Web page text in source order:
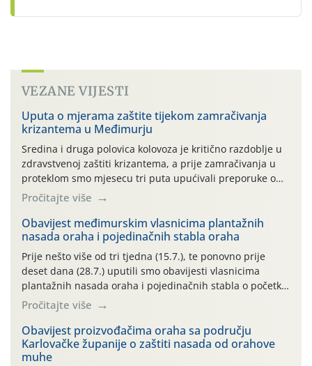
VEZANE VIJESTI
Uputa o mjerama zaštite tijekom zamračivanja
krizantema u Međimurju
Sredina i druga polovica kolovoza je kritično razdoblje u
zdravstvenoj zaštiti krizantema, a prije zamračivanja u
proteklom smo mjesecu tri puta upućivali preporuke o
preventivnim mjerama zaštite krizantema od najčešćih
uzročnika bolesti, štetnika i fito-fagnih grinja (23.7., 14.7.,
06.7.)! Na početku ovog mjeseca je zabilježeno je
povijesno i ekstremno vruće meteorološko razdoblje, uz
najviše temperature […]
Pročitajte više
Obavijest međimurskim vlasnicima plantažnih
nasada oraha i pojedinačnih stabla oraha
Prije nešto više od tri tjedna (15.7.), te ponovno prije
deset dana (28.7.) uputili smo obavijesti vlasnicima
plantažnih nasada oraha i pojedinačnih stabla o početku
leta i ovogodišnjoj potrebi usmjerenog suzbijanja
orahove muhe (Rhagoletis completa)! Već dvanaest dana
traje drugi ovogodišnji “toplinski udar”, koji naročito
izražen zadnja šest dana (31.7.-05.8.), jer najviše
temperature zraka svakodnevno […]
Pročitajte više
Obavijest proizvođačima oraha sa području
Karlovačke županije o zaštiti nasada od orahove
muhe